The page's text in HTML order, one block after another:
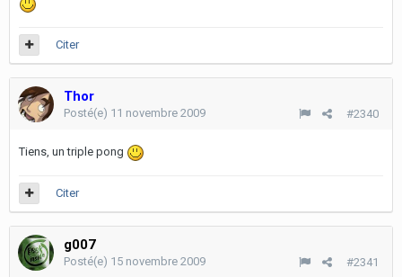
Citer
Thor
#2340
Posté(e) 11 novembre 2009
Tiens, un triple pong
Citer
g007
#2341
Posté(e) 15 novembre 2009